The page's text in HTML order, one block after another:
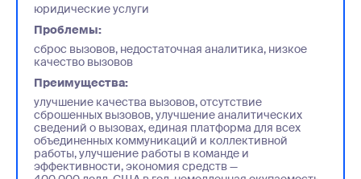
юридические услуги
Проблемы:
сброс вызовов, недостаточная аналитика, низкое
качество вызовов
Преимущества:
улучшение качества вызовов, отсутствие
сброшенных вызовов, улучшение аналитических
сведений о вызовах, единая платформа для всех
объединенных коммуникаций и коллективной
работы, улучшение работы в команде и
эффективности, экономия средств —